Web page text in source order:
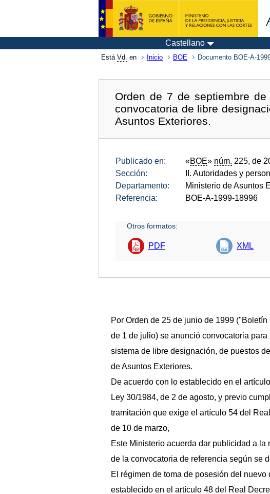
Castellano
Está Vd. en Inicio BOE Documento BOE-A-
Orden de 7 de septiembre
convocatoria de libre
Asuntos Exteriores.
Publicado en: «BOE» núm. 225, de
Sección:
II. Autoridades y
Departamento:
Ministerio de Asuntos
Referencia:
BOE-A-1999-18996
Otros formatos:
PDF XML
Por Orden de 25 de junio de 1999
de 1 de julio) se anunció convocatoria para
sistema de libre designación, de puestos
de Asuntos Exteriores.
De acuerdo con lo establecido en el
Ley 30/1984, de 2 de agosto, y previo
tramitación que exige el artículo 54 del
de 10 de marzo,
Este Ministerio acuerda dar publicidad a la
de la convocatoria de referencia según se
El régimen de toma de posesión del nuevo
establecido en el artículo 48 del Real